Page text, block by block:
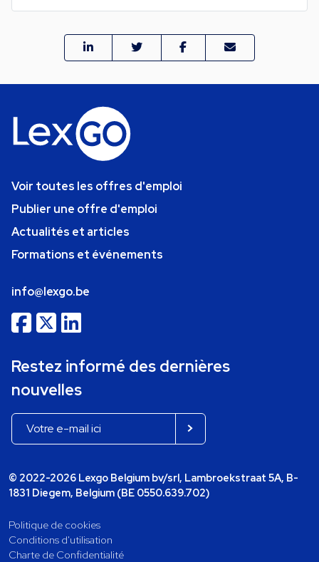
Voir toutes les offres d'emploi
Publier une offre d'emploi
Actualités et articles
Formations et événements
info@lexgo.be
Restez informé des dernières
nouvelles
© 2022-2026 Lexgo Belgium bv/srl, Lambroekstraat 5A, B-
1831 Diegem, Belgium (BE 0550.639.702)
Politique de cookies
Conditions d'utilisation
Charte de Confidentialité